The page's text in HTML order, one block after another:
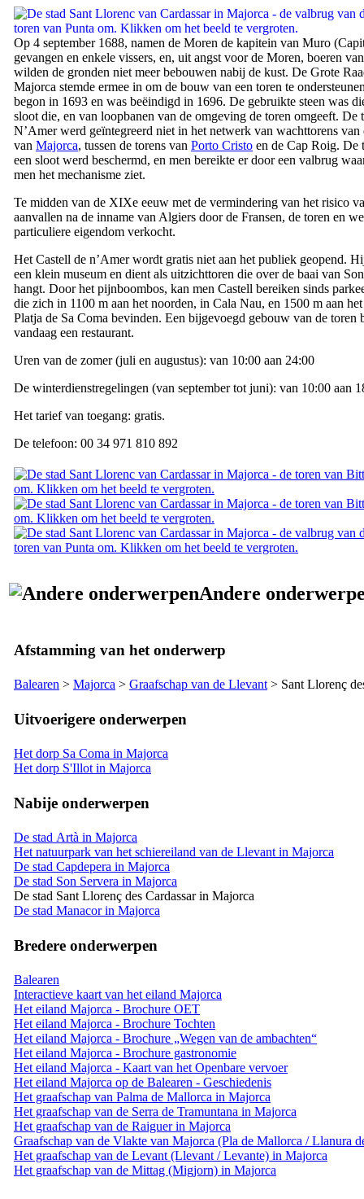
Op 4 september 1688, namen de Moren de kapitein van Muro (
gevangen en enkele vissers, en, uit angst voor de Moren, boeren
wilden de gronden niet meer bebouwen nabij de kust. De Grote
Majorca stemde ermee in om de bouw van een toren te
begon in 1693 en was beëindigd in 1696. De gebruikte steen was
sloot die, en van loopbanen van de omgeving de toren omgeeft. De
N’Amerwerd geïntegreerd niet in het netwerk van wachttorens van
van Majorca, tussen de torens van Porto Cristo en de Cap Roig. De
een sloot werd beschermd, en men bereikte er door een valbrug
men het mechanisme ziet.
Te midden van de XIXe eeuw met de vermindering van het risico
aanvallen na de inname van Algiers door de Fransen, de toren en
particuliere eigendom verkocht.
Het Castell de n’Amerwordt gratis niet aan het publiek geopend.
een klein museum en dient als uitzichttoren die over de baai van
hangt. Door het pijnboombos, kan men Castell bereiken sinds
die zich in 1100 m aan het noorden, in Cala Nau, en 1500 m aan
Platja de Sa Coma bevinden. Een bijgevoegd gebouw van de toren
vandaag een restaurant.
Uren van de zomer (juli en augustus): van 10:00 aan 24:00
De winterdienstregelingen (van september tot juni): van 10:00 aan
Het tarief van toegang: gratis.
De telefoon: 00 34 971 810 892
Andere
Afstamming van het onderwerp
Balearen > Majorca > Graafschap van de Llevant > Sant Llorenç
Uitvoerigere onderwerpen
Het dorp Sa Coma in Majorca
Het dorp S'Illot in Majorca
Nabije onderwerpen
De stad Artà in Majorca
Het natuurpark van het schiereiland van de Llevant in Majorca
De stad Capdepera in Majorca
De stad Son Servera in Majorca
De stad Sant Llorenç des Cardassar in Majorca
De stad Manacor in Majorca
Bredere onderwerpen
Balearen
Interactieve kaart van het eiland Majorca
Het eiland Majorca - Brochure OET
Het eiland Majorca - Brochure Tochten
Het eiland Majorca - Brochure „Wegen van de ambachten“
Het eiland Majorca - Brochure gastronomie
Het eiland Majorca - Kaart van het Openbare vervoer
Het eiland Majorca op de Balearen - Geschiedenis
Het graafschap van Palma de Mallorca in Majorca
Het graafschap van de Serra de Tramuntana in Majorca
Het graafschap van de Raiguer in Majorca
Graafschap van de Vlakte van Majorca (Pla de Mallorca / Llanura
Het graafschap van de Levant (Llevant / Levante) in Majorca
Het graafschap van de Mittag (Migjorn) in Majorca